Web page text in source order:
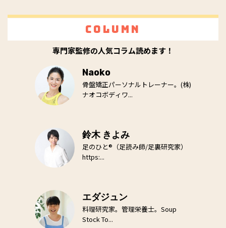
Column
専門家監修の人気コラム読めます！
Naoko
骨盤矯正パーソナルトレーナー。(株)
ナオコボディワ...
鈴木 きよみ
足のひと®（足読み師/足裏研究家）
https:...
エダジュン
料理研究家。管理栄養士。Soup
Stock To...